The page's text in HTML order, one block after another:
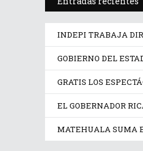
INDEPI TRABAJA
GOBIERNO DEL
GRATIS LOS
EL GOBERNADOR
MATEHUALA SUMA